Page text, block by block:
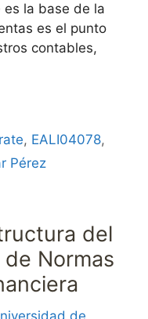
la base de la
es el punto
contables,
, EALI04078,
Pérez
del
Normas
de